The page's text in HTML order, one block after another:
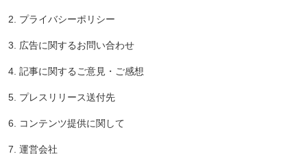
2. プライバシーポリシー
3. 広告に関するお問い合わせ
4. 記事に関するご意見・ご感想
5. プレスリリース送付先
6. コンテンツ提供に関して
7. 運営会社